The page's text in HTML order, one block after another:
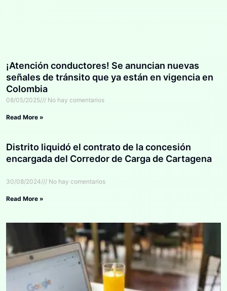
¡Atención conductores! Se anuncian nuevas
señales de tránsito que ya están en vigencia en
Colombia
08/05/2025 No hay comentarios
Read More »
Distrito liquidó el contrato de la concesión
encargada del Corredor de Carga de Cartagena
30/08/2024 No hay comentarios
Read More »